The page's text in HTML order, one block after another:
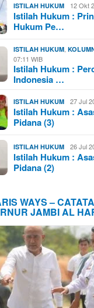
ISTILAH HUKUM 12 Okt
Istilah Hukum :
Hukum Pe…
ISTILAH HUKUM ,
07:11 WIB
Istilah Hukum :
Indonesia …
ISTILAH HUKUM 27 Jul
Istilah Hukum :
Pidana (3)
ISTILAH HUKUM 26 Jul
Istilah Hukum :
Pidana (2)
WAYS –
JAMBI AL